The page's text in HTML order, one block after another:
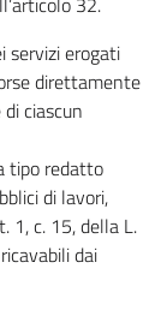
servizi erogati
direttamente
ciascun
tipo redatto
di lavori,
1, c. 15, della L.
dai